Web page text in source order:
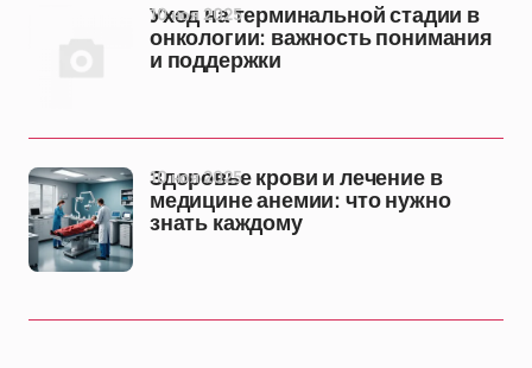
Уход на терминальной стадии в
онкологии: важность понимания
и поддержки
10 ноя 2025
Здоровье крови и лечение в
медицине анемии: что нужно
знать каждому
10 ноя 2025